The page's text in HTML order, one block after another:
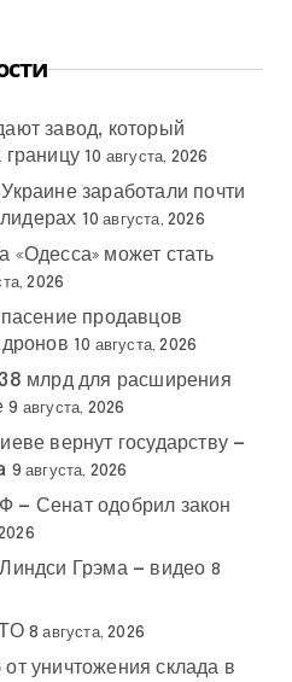
завод, который
границу 10 августа, 2026
заработали почти
10 августа, 2026
«Одесса» может стать
2026
продавцов
10 августа, 2026
млрд для расширения
9 августа, 2026
вернут государству —
9 августа, 2026
Сенат одобрил закон
Грэма — видео 8
8 августа, 2026
уничтожения склада в